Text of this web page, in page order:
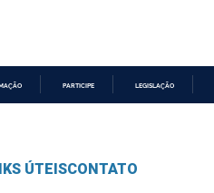
PARTICIPE LEGISLAÇÃO
ÚTEISCONTATO